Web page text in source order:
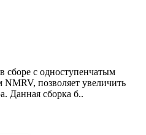
сборе с одноступенчатым
позволяет увеличить
Данная сборка б..